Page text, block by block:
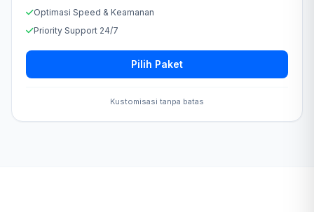
Optimasi Speed & Keamanan
Priority Support 24/7
Pilih Paket
Kustomisasi tanpa batas